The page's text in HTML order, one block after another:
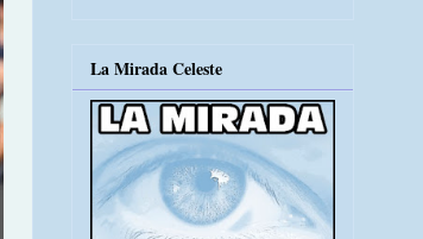
La Mirada Celeste